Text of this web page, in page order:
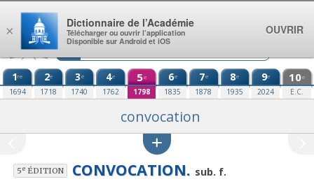
Aller au contenu
1re
1694
2e
1718
3e
1740
4e
1762
5e
1798
6e
1835
7e
1878
8e
1935
9e
2024
10e
E.C.
convocation
5eÉDITION CONVOCATION. sub. f.
×
Dictionnaire de l’Académie
Télécharger ou ouvrir l’application
Disponible sur Android et iOS
OUVRIR